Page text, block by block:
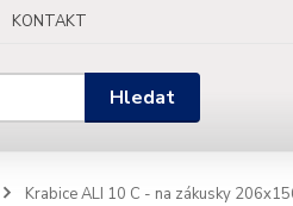
KONTAKT
Hledat
Krabice ALI 10 C - na zákusky